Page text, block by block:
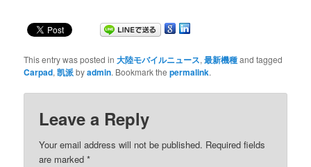
This entry was posted in大陸モバイルニュース,最新機種and tagged
Carpad,凯派byadmin. Bookmark thepermalink.
Leave a Reply
Your email address will not be published. Required fields
are marked*